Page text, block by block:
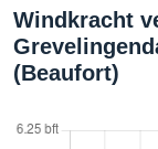
Windkracht
(Beaufort)